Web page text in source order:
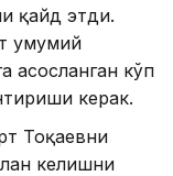
қайд этди.
умумий
асосланган кўп
керак.
Тоқаевни
келишни